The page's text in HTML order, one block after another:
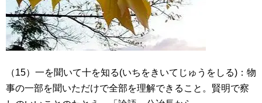
（15）一を聞いて十を知る(いちをきいてじゅうをしる)：物
事の一部を聞いただけで全部を理解できること。賢明で察